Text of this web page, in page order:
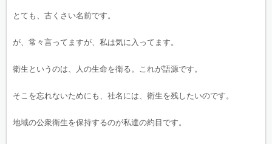
とても、古くさい名前です。
が、常々言ってますが、私は気に入ってます。
衛生というのは、人の生命を衛る。これが語源です。
そこを忘れないためにも、社名には、衛生を残したいのです。
地域の公衆衛生を保持するのが私達の約目です。